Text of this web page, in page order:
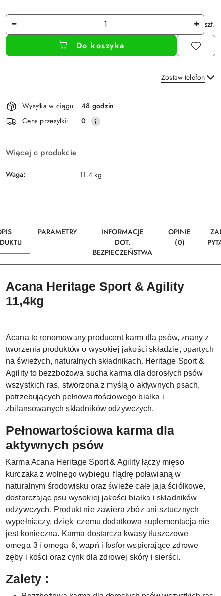
Ilość
szt.
Do koszyka
Zostaw telefon
Wyślij
Dostępność
i
dostawa
Wysyłka w ciągu:
48 godzin
Cena przesyłki:
0
Więcej o produkcie
Waga: 11.4 kg
PARAMETRY
INFORMACJE
DOT.
BEZPIECZEŃSTWA
OPINIE
(0)
Acana Heritage Sport & Agility
11,4kg
Acana to renomowany producent karm dla psów, znany z
tworzenia produktów o wysokiej jakości składzie, opartych
na świeżych, naturalnych składnikach. Heritage Sport &
Agility to bezzbożowa sucha karma dla dorosłych psów
wszystkich ras, stworzona z myślą o aktywnych psach,
potrzebujących pełnowartościowego białka i
zbilansowanych składników odżywczych.
Pełnowartościowa karma dla
aktywnych psów
Karma Acana Heritage Sport & Agility łączy mięso
kurczaka z wolnego wybiegu, flądrę poławianą w
naturalnym środowisku oraz świeże całe jaja ściółkowe,
dostarczając psu wysokiej jakości białka i składników
odżywczych. Produkt nie zawiera zbóż ani sztucznych
wypełniaczy, dzięki czemu dodatkowa suplementacja nie
jest konieczna. Karma dostarcza kwasy tłuszczowe
omega-3 i omega-6, wapń i fosfor wspierające zdrowe
zęby i kości oraz cynk dla zdrowej skóry i sierści.
Zalety :